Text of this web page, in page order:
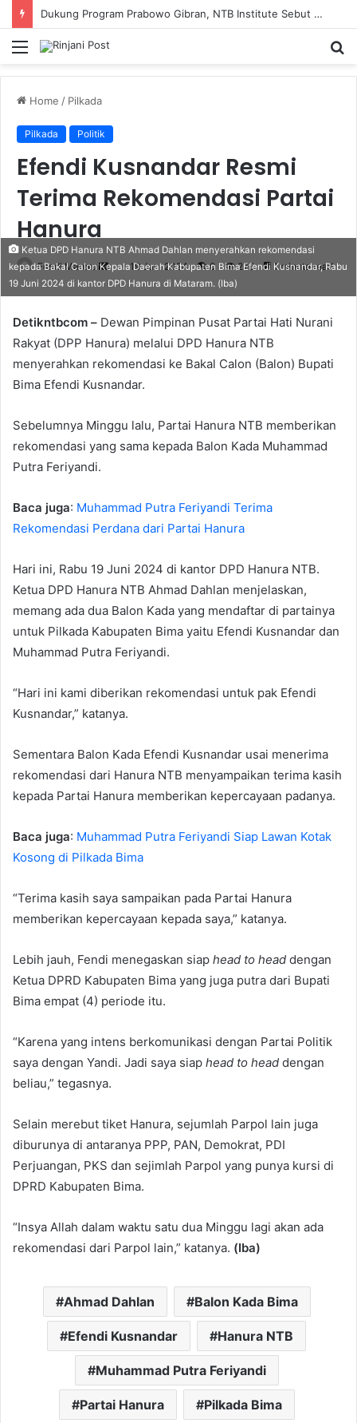
Dukung Program Prabowo Gibran, NTB Institute Sebut MBG dan Kopdes Solusi Percepatan Pembangunan Daerah 3T
Menu
Home / Pilkada
Pilkada Politik
Efendi Kusnandar Resmi
Terima Rekomendasi Partai
Hanura
Fendi Marero
Send
an
19 Juni 2024 0 275 1 minute read
Ketua DPD Hanura NTB Ahmad Dahlan menyerahkan rekomendasi
kepada Bakal Calon Kepala Daerah Kabupaten Bima Efendi Kusnandar, Rabu
19 Juni 2024 di kantor DPD Hanura di Mataram. (Iba)
Detikntbcom – Dewan Pimpinan Pusat Partai Hati Nurani
Rakyat (DPP Hanura) melalui DPD Hanura NTB
menyerahkan rekomendasi ke Bakal Calon (Balon) Bupati
Bima Efendi Kusnandar.
Sebelumnya Minggu lalu, Partai Hanura NTB memberikan
rekomendasi yang sama kepada Balon Kada Muhammad
Putra Feriyandi.
Baca juga: Muhammad Putra Feriyandi Terima
Rekomendasi Perdana dari Partai Hanura
Hari ini, Rabu 19 Juni 2024 di kantor DPD Hanura NTB.
Ketua DPD Hanura NTB Ahmad Dahlan menjelaskan,
memang ada dua Balon Kada yang mendaftar di partainya
untuk Pilkada Kabupaten Bima yaitu Efendi Kusnandar dan
Muhammad Putra Feriyandi.
“Hari ini kami diberikan rekomendasi untuk pak Efendi
Kusnandar,” katanya.
Sementara Balon Kada Efendi Kusnandar usai menerima
rekomendasi dari Hanura NTB menyampaikan terima kasih
kepada Partai Hanura memberikan kepercayaan padanya.
Baca juga: Muhammad Putra Feriyandi Siap Lawan Kotak
Kosong di Pilkada Bima
“Terima kasih saya sampaikan pada Partai Hanura
memberikan kepercayaan kepada saya,” katanya.
Lebih jauh, Fendi menegaskan siap head to head dengan
Ketua DPRD Kabupaten Bima yang juga putra dari Bupati
Bima empat (4) periode itu.
“Karena yang intens berkomunikasi dengan Partai Politik
saya dengan Yandi. Jadi saya siap head to head dengan
beliau,” tegasnya.
Selain merebut tiket Hanura, sejumlah Parpol lain juga
diburunya di antaranya PPP, PAN, Demokrat, PDI
Perjuangan, PKS dan sejimlah Parpol yang punya kursi di
DPRD Kabupaten Bima.
“Insya Allah dalam waktu satu dua Minggu lagi akan ada
rekomendasi dari Parpol lain,” katanya. (Iba)
Ahmad Dahlan Balon Kada Bima
Efendi Kusnandar Hanura NTB
Muhammad Putra Feriyandi
Partai Hanura Pilkada Bima